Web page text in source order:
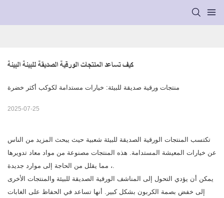
كيف تساعد المنتجات الورقية الصديقة للبيئة البيئة
منتجات ورقية صديقة للبيئة: خيارات مستدامة لكوكب أكثر خضرة
2025-07-25
تكتسب المنتجات الورقية الصديقة للبيئة شعبية حيث يبحث المزيد من الناس
عن خيارات المعيشة المستدامة. هذه المنتجات مصنوعة من مواد معاد تدويرها
، مما يقلل من الحاجة إلى موارد جديدة.
يمكن أن يؤدي التحول إلى المناشف الورقية الصديقة للبيئة والمنتجات الأخرى
إلى خفض بصمة الكربون بشكل كبير. أنها تساعد في الحفاظ على الغابات